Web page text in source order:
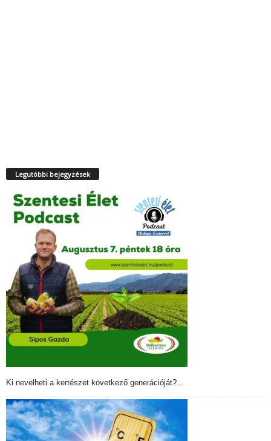
Legutóbbi bejegyzések
Ki nevelheti a kertészet következő generációját?…